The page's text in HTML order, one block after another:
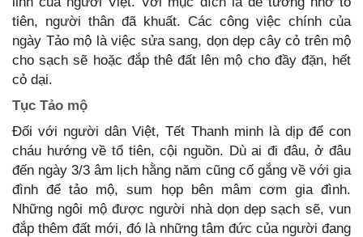
tiên, người thân đã khuất. Các công việc chính của
ngày Tảo mộ là việc sửa sang, dọn dẹp cây cỏ trên mộ
cho sạch sẽ hoặc đắp thê đất lên mộ cho đầy đặn, hết
cỏ dại.
Tục Tảo mộ
Đối với người dân Việt, Tết Thanh minh là dịp để con
cháu hướng về tổ tiên, cội nguồn. Dù ai đi đâu, ở đâu
đến ngày 3/3 âm lịch hằng năm cũng cố gắng về với gia
đình để tảo mộ, sum họp bên mâm cơm gia đình.
Những ngôi mộ được người nhà dọn dẹp sạch sẽ, vun
đắp thêm đất mới, đó là những tâm đức của người đang